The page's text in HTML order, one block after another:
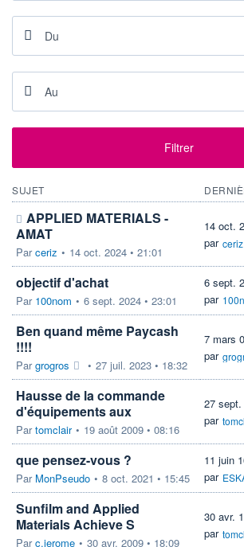
LIMITE À LA
50,1800
LIMITE À LA
ESTIMÉ 2026
0,39%
2026
DERNIER
12,3/100
+ PORTEFEUILLE
Filtrer
SUJET
APPLIED MATERIALS -
AMAT
Parceriz • 14 oct. 2024 • 21:01
14 oct.
par ceriz
objectif d'achat
Par 100nom • 6 sept. 2024 • 23:01
6 sept.
par
Ben quand même Paycash
!!!!
Pargrogros • 27 juil. 2023 • 18:32
7 mars
par
Hausse de la commande
d'équipements aux
Partomclair • 19 août 2009 • 08:16
27
par
que pensez-vous ?
Par MonPseudo • 8 oct. 2021 • 15:45
11 juin
par
Sunfilm and Applied
Materials Achieve S
Parc.jerome • 30 avr. 2009 • 18:09
30 avr.
par